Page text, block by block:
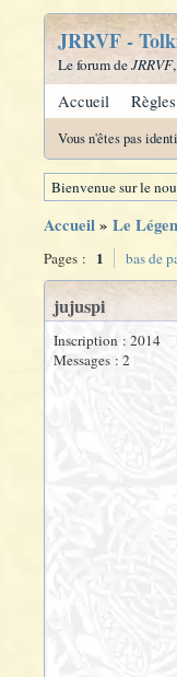
JRRVF -
Le forum deJRRVF
Accueil Règles
Vous n'êtes pas
Bienvenue sur le
Accueil» Le
Pages : 1 bas de
jujuspi
Inscription : 2014
Messages : 2